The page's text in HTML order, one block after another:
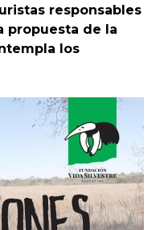
responsables
propuesta de la
los